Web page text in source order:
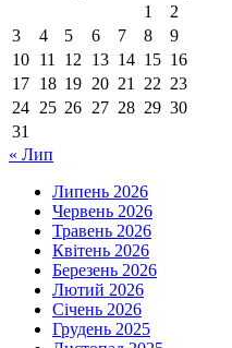
1
2
3
4 5 6 7 8
9
10 11 12 13 14 15 16
17 18 19 20 21 22 23
24 25 26 27 28 29 30
31
« Лип
Липень 2026
Червень 2026
Травень 2026
Квітень 2026
Березень 2026
Лютий 2026
Січень 2026
Грудень 2025